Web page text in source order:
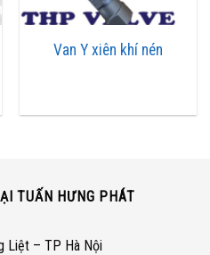
với các điện áp phổ biến là
van điều khiển khí nén có 2 kiểu
Van Y xiên khí nén
TUẤN HƯNG PHÁT
Liệt – TP Hà Nội